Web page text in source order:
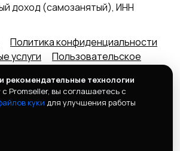
доход (самозанятый), ИНН
Политика конфиденциальности
услуги
Пользовательское
(Promsaller.ru) не является
Для покупки товара обратитесь
телефона, который размещен в
рекомендательные технологии
Promseller, вы соглашаетесь с
куки для улучшения работы